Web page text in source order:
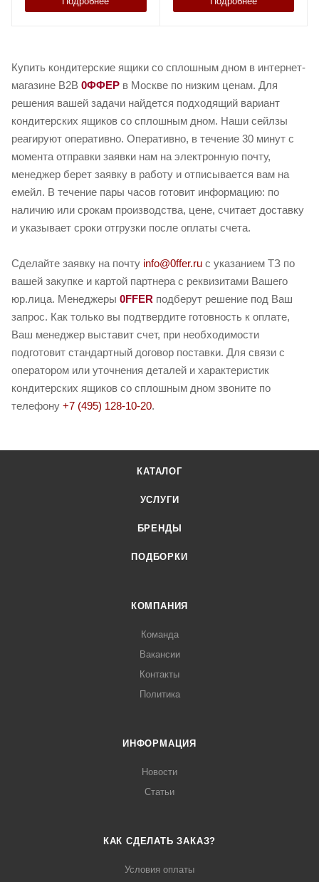
Купить кондитерские ящики со сплошным дном в интернет-
магазине B2B 0ФФЕР в Москве по низким ценам. Для
решения вашей задачи найдется подходящий вариант
кондитерских ящиков со сплошным дном. Наши сейлзы
реагируют оперативно. Оперативно, в течение 30 минут с
момента отправки заявки нам на электронную почту,
менеджер берет заявку в работу и отписывается вам на
емейл. В течение пары часов готовит информацию: по
наличию или срокам производства, цене, считает доставку
и указывает сроки отгрузки после оплаты счета.
Сделайте заявку на почту info@0ffer.ru с указанием ТЗ по
вашей закупке и картой партнера с реквизитами Вашего
юр.лица. Менеджеры 0FFER подберут решение под Ваш
запрос. Как только вы подтвердите готовность к оплате,
Ваш менеджер выставит счет, при необходимости
подготовит стандартный договор поставки. Для связи с
оператором или уточнения деталей и характеристик
кондитерских ящиков со сплошным дном звоните по
телефону +7 (495) 128-10-20.
КАТАЛОГ
УСЛУГИ
БРЕНДЫ
ПОДБОРКИ
КОМПАНИЯ
Команда
Вакансии
Контакты
Политика
ИНФОРМАЦИЯ
Новости
Статьи
КАК СДЕЛАТЬ ЗАКАЗ?
Условия оплаты